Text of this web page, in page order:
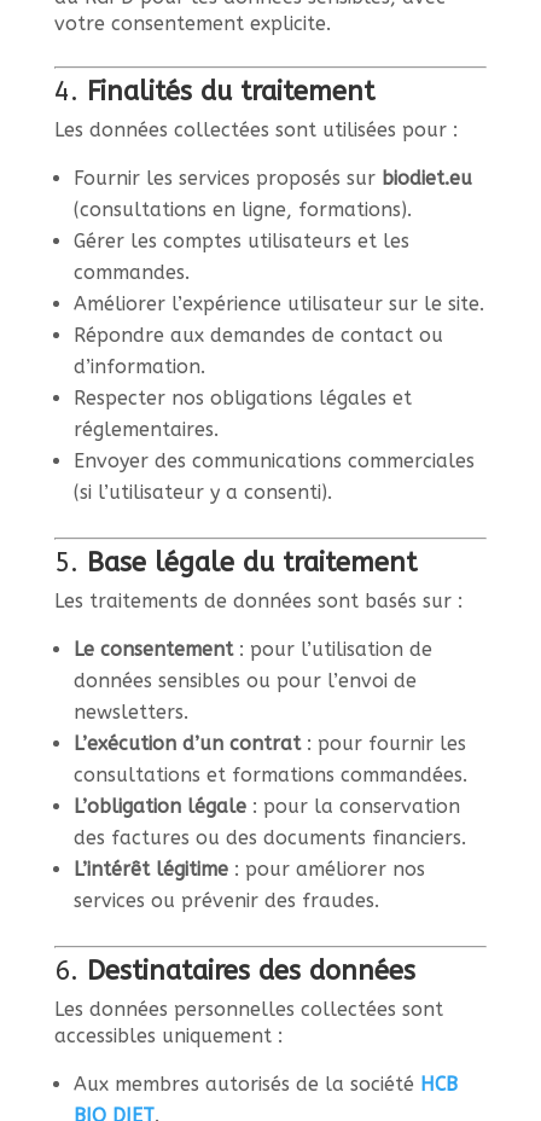
votre consentement explicite.
4. Finalités du traitement
Les données collectées sont utilisées pour :
Fournir les services proposés sur biodiet.eu
(consultations en ligne, formations).
Gérer les comptes utilisateurs et les
commandes.
Améliorer l’expérience utilisateur sur le site.
Répondre aux demandes de contact ou
d’information.
Respecter nos obligations légales et
réglementaires.
Envoyer des communications commerciales
(si l’utilisateur y a consenti).
5. Base légale du traitement
Les traitements de données sont basés sur :
Le consentement: pour l’utilisation de
données sensibles ou pour l’envoi de
newsletters.
L’exécution d’un contrat: pour fournir les
consultations et formations commandées.
L’obligation légale: pour la conservation
des factures ou des documents financiers.
L’intérêt légitime: pour améliorer nos
services ou prévenir des fraudes.
6. Destinataires des données
Les données personnelles collectées sont
accessibles uniquement :
Aux membres autorisés de la société HCB
BIO DIET.